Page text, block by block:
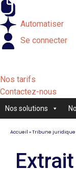
Automatiser
Se connecter
Nos tarifs
Contactez-nous
Nos solutions
Accueil »Tribune juridique